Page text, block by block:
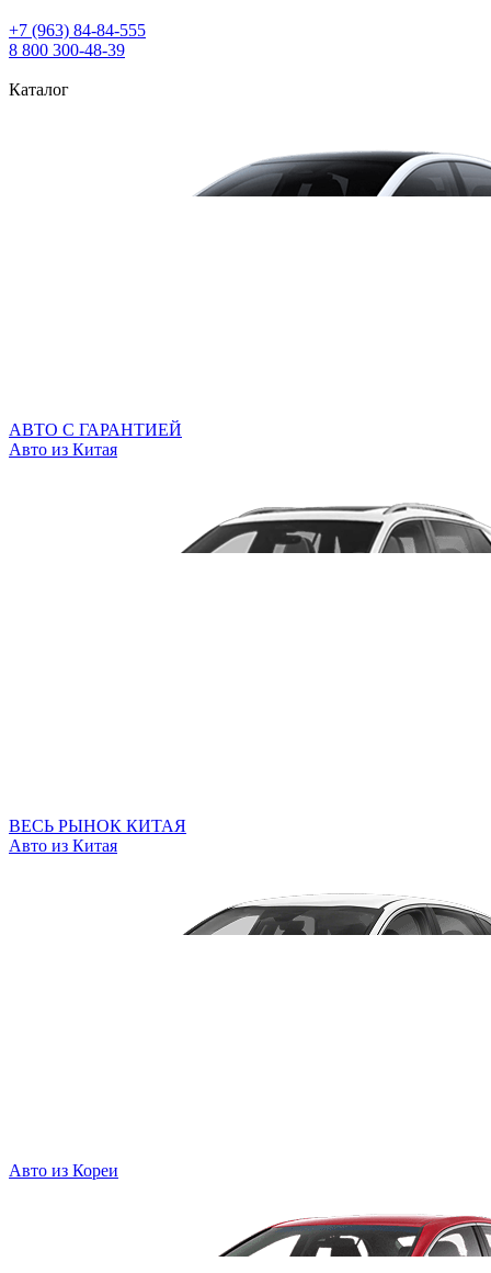
+7 (963) 84‑84‑555
8 800 300‑48‑39
Каталог
АВТО С ГАРАНТИЕЙ
Авто из Китая
ВЕСЬ РЫНОК КИТАЯ
Авто из Китая
Авто из Кореи